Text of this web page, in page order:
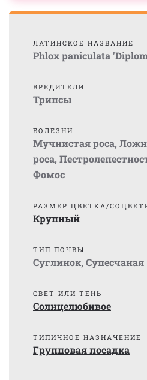
ЛАТИНСКОЕ НАЗВАНИЕ
Phlox paniculata
ВРЕДИТЕЛИ
Трипсы
БОЛЕЗНИ
Мучнистая роса,
роса,
Фомос
РАЗМЕР ЦВЕТКА/
Крупный
ТИП ПОЧВЫ
Суглинок, Супесчаная
СВЕТ ИЛИ ТЕНЬ
Солнцелюбивое
ТИПИЧНОЕ НАЗНАЧЕНИЕ
Групповая посадка